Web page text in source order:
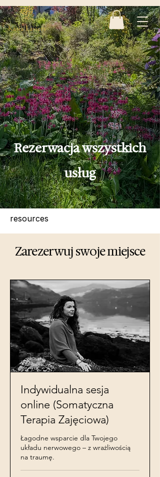
Rezerwacja wszystkich
usług
resources
Zarezerwuj swoje miejsce
Indywidualna sesja
online (Somatyczna
Terapia Zajęciowa)
Łagodne wsparcie dla Twojego
układu nerwowego – z wrażliwością
na traumę.